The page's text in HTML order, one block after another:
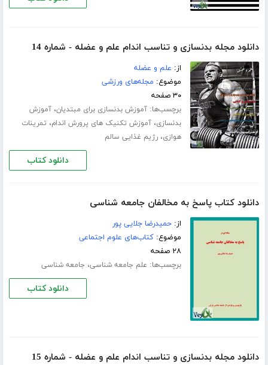
دانلود مجله بدنسازی و تناسب اندام علم و عضله - شماره 14
از: علم و عضله
موضوع: مجله‌های ورزشی
۳۰ صفحه
برچسب‌ها:آموزش بدنسازی برای مبتدیان،آموزش
بدنسازی،آموزش تکنیک های پرورش اندام، تمرینات
هوازی،رژیم غذایی سالم
دانلود کتاب
دانلود کتاب پاسخ به مخالفان جامعه شناسی
از:حمیدرضا جلایی پور
موضوع:کتاب‌های علوم اجتماعی
۲۸ صفحه
برچسب‌ها: علم جامعه شناسی، جامعه شناسی
دانلود کتاب
دانلود مجله بدنسازی و تناسب اندام علم و عضله - شماره 15